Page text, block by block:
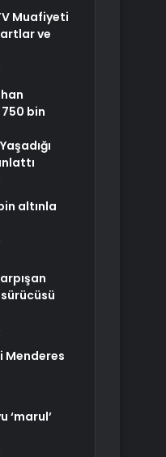
Muafiyeti
ve
bin
altınla
Menderes
‘marul’